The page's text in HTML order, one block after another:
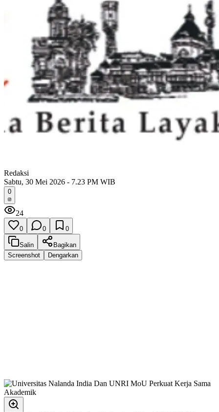
Redaksi
Sabtu, 30 Mei 2026 - 7.23 PM WIB
0
24
0 0 0
Salin
Bagikan
Screenshot
Dengarkan